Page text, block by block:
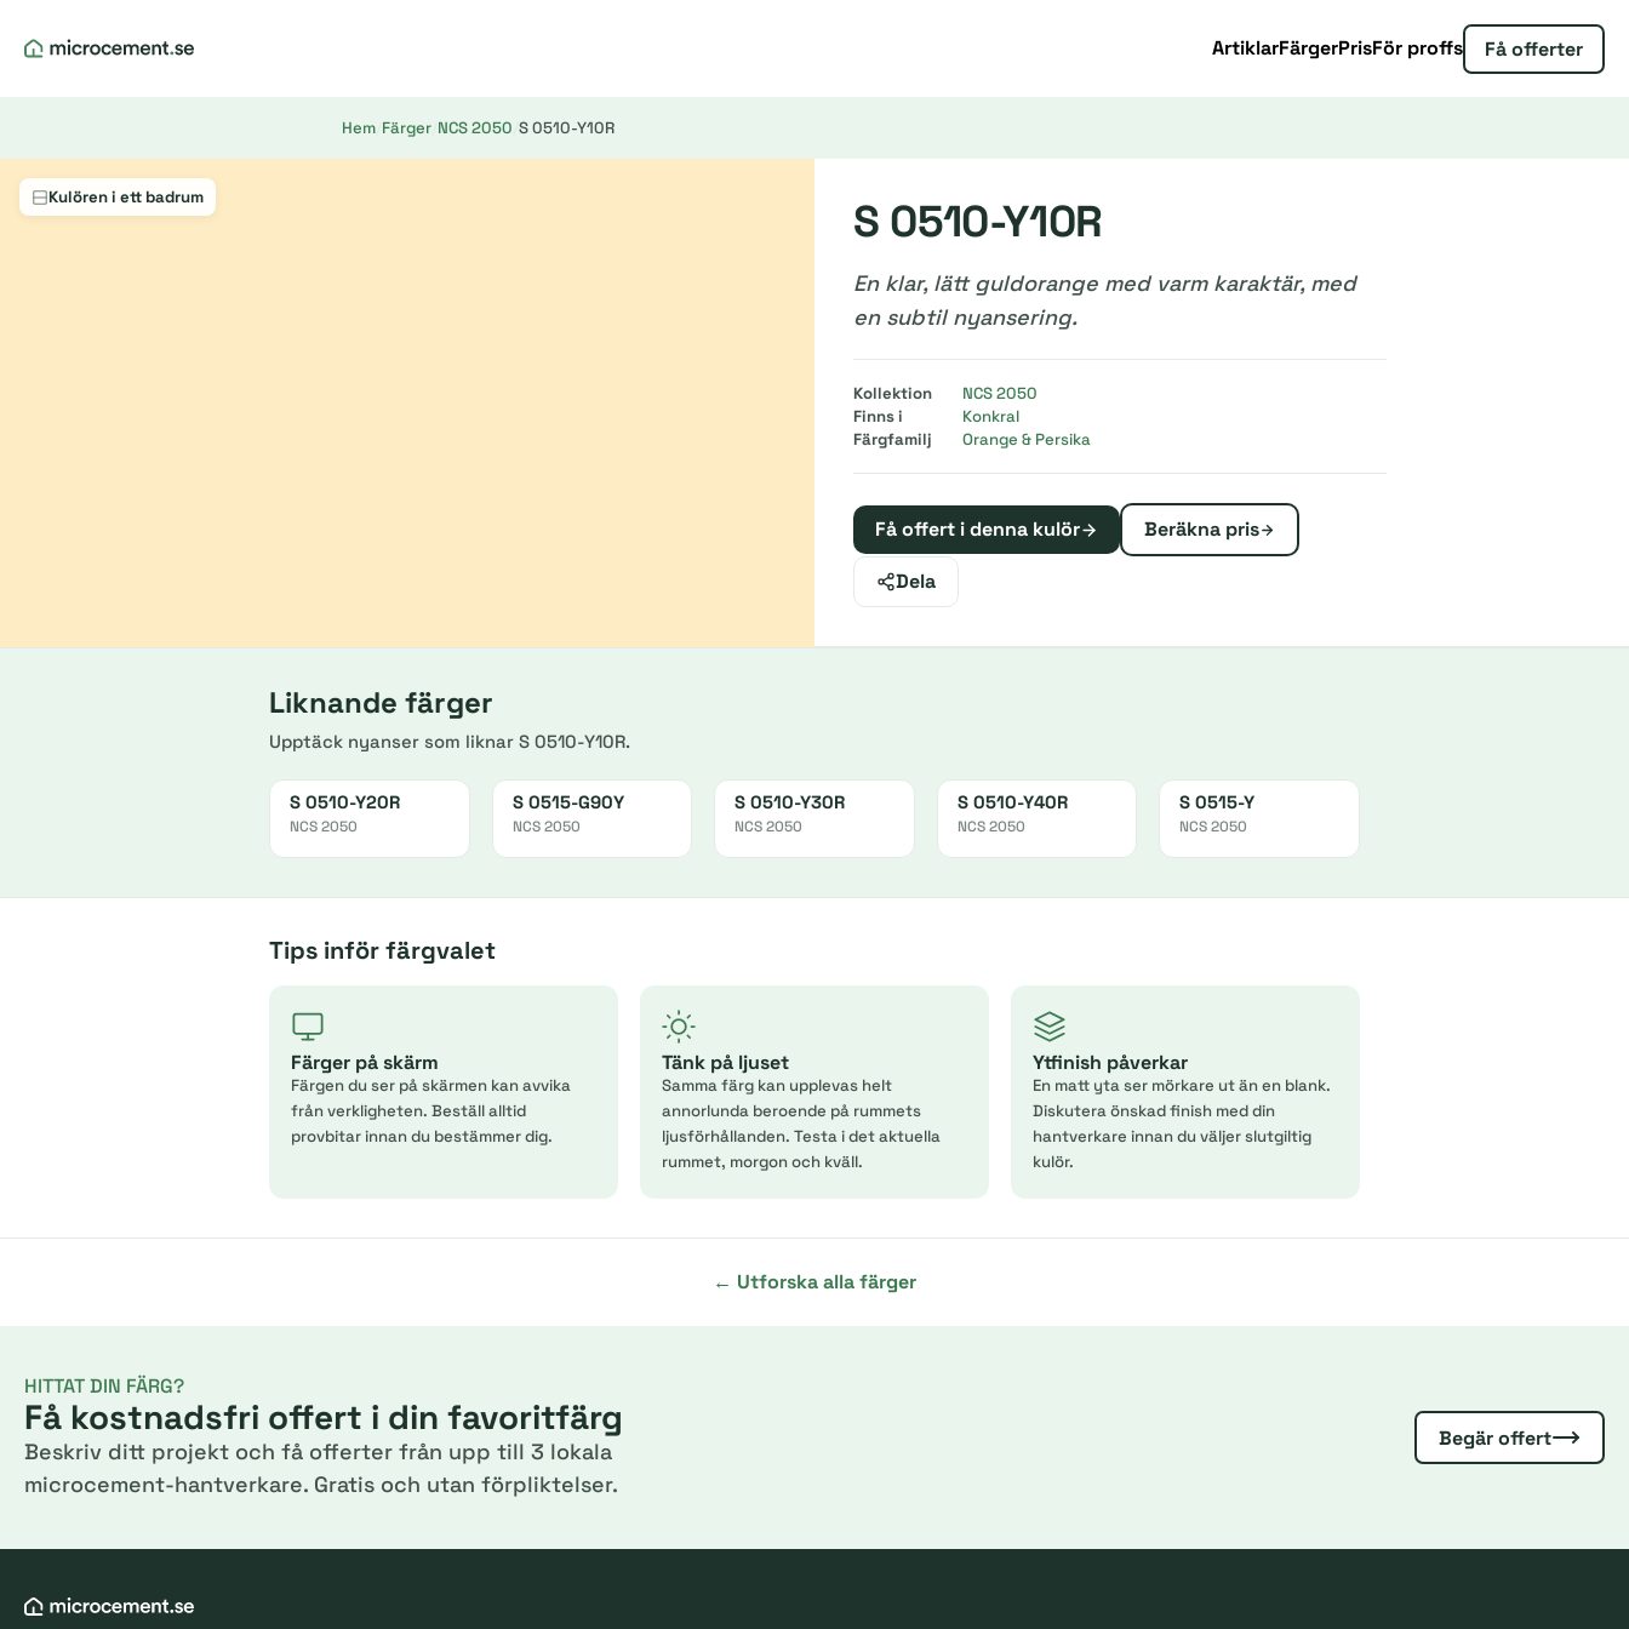
ArtiklarFärgerPrisFör proffs Få offerter
Hem Färger NCS 2050 S 0510-Y10R
Kulören i ett badrum S 0510-Y10R
En klar, lätt guldorange med varm karaktär, med
en subtil nyansering.
Kollektion
NCS 2050
Finns i
Konkral
Färgfamilj
Orange & Persika
Få offert i denna kulör Beräkna pris
Dela
Liknande färger
Upptäck nyanser som liknar S 0510-Y10R.
S 0510-Y20R
NCS 2050
S 0515-G90Y
NCS 2050
S 0510-Y30R
NCS 2050
S 0510-Y40R
NCS 2050
S 0515-Y
NCS 2050
Tips inför färgvalet
Färger på skärm
Färgen du ser på skärmen kan avvika
från verkligheten. Beställ alltid
provbitar innan du bestämmer dig.
Tänk på ljuset
Samma färg kan upplevas helt
annorlunda beroende på rummets
ljusförhållanden. Testa i det aktuella
rummet, morgon och kväll.
Ytfinish påverkar
En matt yta ser mörkare ut än en blank.
Diskutera önskad finish med din
hantverkare innan du väljer slutgiltig
kulör.
← Utforska alla färger
HITTAT DIN FÄRG?
Få kostnadsfri offert i din favoritfärg
Beskriv ditt projekt och få offerter från upp till 3 lokala
microcement-hantverkare. Gratis och utan förpliktelser.
Begär offert